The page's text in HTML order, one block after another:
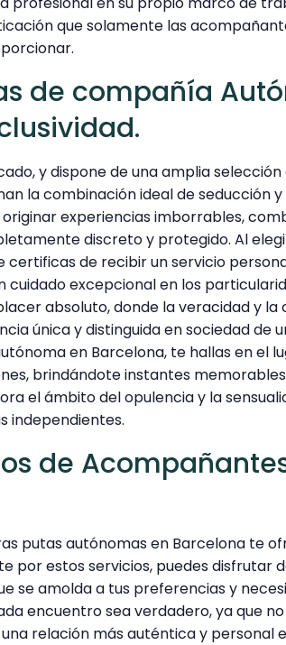
que solamente las
de compañía
y dispone de una amplia
la combinación ideal de seducción y
experiencias imborrables,
discreto y protegido. Al
de recibir un servicio
cuidado excepcional en los
absoluto, donde la veracidad y la
única y distinguida en sociedad de
en Barcelona, te hallas en el
brindándote instantes
el ámbito del opulencia y la
independientes.
de
putas autónomas en Barcelona te
por estos servicios, puedes disfrutar
se amolda a tus preferencias y
encuentro sea verdadero, ya que
relación más auténtica y personal